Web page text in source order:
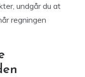
undgår du at
regningen